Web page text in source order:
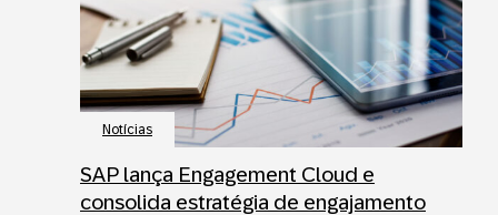
Notícias
SAP lança Engagement Cloud e
consolida estratégia de engajamento